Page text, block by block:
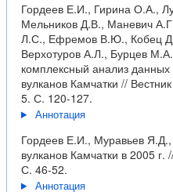
Гордеев Е.И., Гирина О.А.,
Мельников Д.В., Маневич
Л.С., Ефремов В.Ю., Кобец
Верхотуров А.Л., Бурцев
комплексный анализ
вулканов Камчатки //
5. С. 120-127.
Аннотация
Гордеев Е.И., Муравьев
вулканов Камчатки в 2005
С. 46-52.
Аннотация